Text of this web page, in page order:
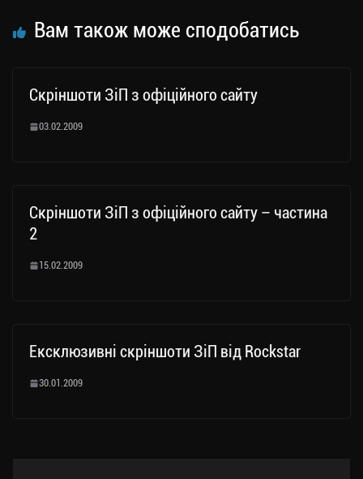
Вам також може сподобатись
Скріншоти ЗіП з офіційного сайту
03.02.2009
Скріншоти ЗіП з офіційного сайту – частина
2
15.02.2009
Ексклюзивні скріншоти ЗіП від Rockstar
30.01.2009